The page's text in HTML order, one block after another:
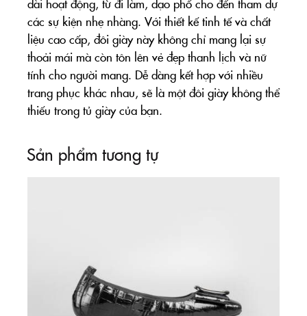
các sự kiện nhẹ nhàng. Với thiết kế tinh tế và chất
liệu cao cấp, đôi giày này không chỉ mang lại sự
thoải mái mà còn tôn lên vẻ đẹp thanh lịch và nữ
tính cho người mang. Dễ dàng kết hợp với nhiều
trang phục khác nhau, sẽ là một đôi giày không thể
thiếu trong tủ giày của bạn.
Sản phẩm tương tự